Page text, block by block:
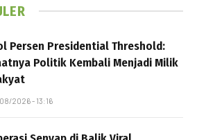
Persen Presidential Threshold:
Politik Kembali Menjadi Milik
2026 - 13:16